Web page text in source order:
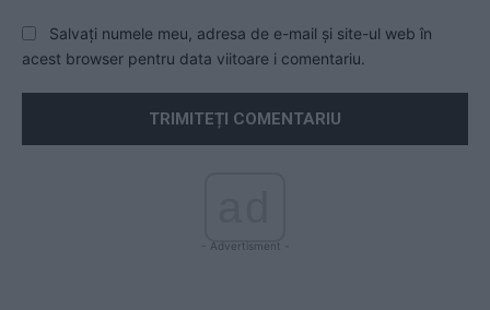
Salvați numele meu, adresa de e-mail și site-ul web în
acest browser pentru data viitoare i comentariu.
- Advertisment -